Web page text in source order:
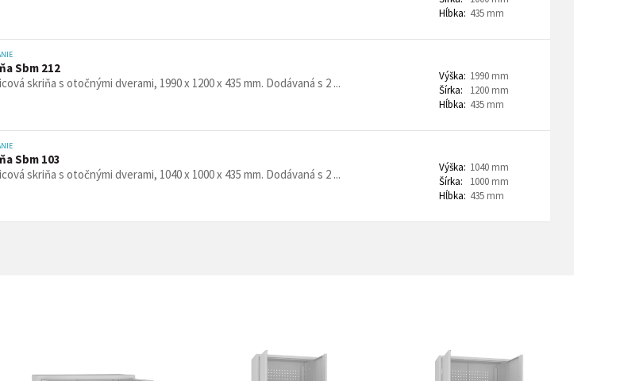
Hĺbka: 435 mm
Sbm 212
skriňa s otočnými dverami, 1990 x 1200 x 435 mm. Dodávaná s 2 ...
Výška: 1990 mm
Šírka:
1200 mm
Hĺbka: 435 mm
Sbm 103
skriňa s otočnými dverami, 1040 x 1000 x 435 mm. Dodávaná s 2 ...
Výška: 1040 mm
Šírka:
1000 mm
Hĺbka: 435 mm